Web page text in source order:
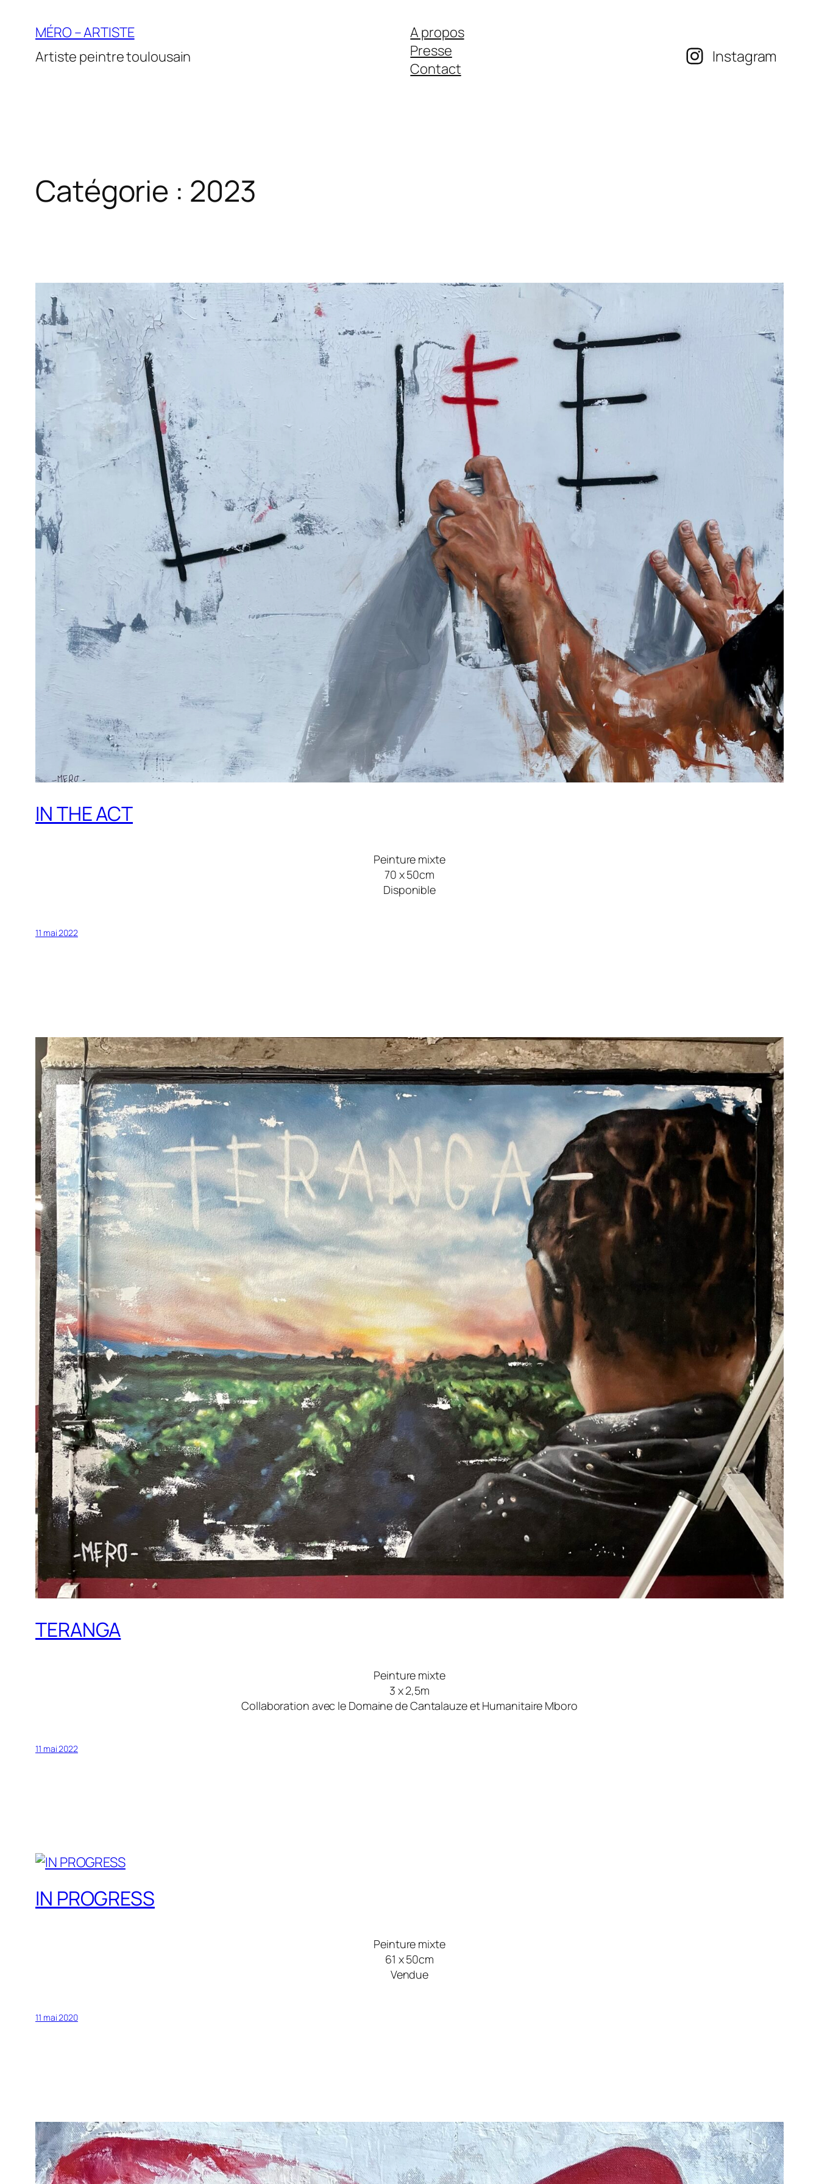
contenu
MÉRO – ARTISTE
Artiste peintre toulousain
A propos
Presse
Contact
Instagram
Catégorie : 2023
IN THE ACT
Peinture mixte
70 x 50cm
Disponible
11 mai 2022
TERANGA
Peinture mixte
3 x 2,5m
Collaboration avec le Domaine de Cantalauze et Humanitaire Mboro
11 mai 2022
IN PROGRESS
Peinture mixte
61 x 50cm
Vendue
11 mai 2020